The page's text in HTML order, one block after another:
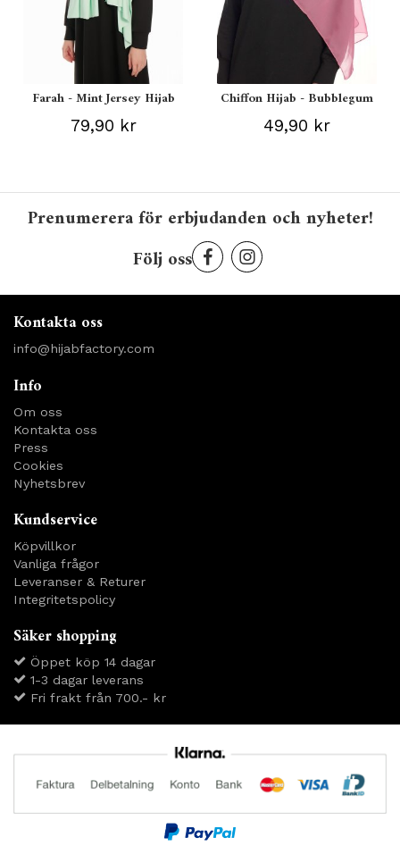
Farah - Mint Jersey Hijab
79,90 kr
Chiffon Hijab - Bubblegum
49,90 kr
Prenumerera för erbjudanden och nyheter!
Följ oss
Kontakta oss
info@hijabfactory.com
Info
Om oss
Kontakta oss
Press
Cookies
Nyhetsbrev
Kundservice
Köpvillkor
Vanliga frågor
Leveranser & Returer
Integritetspolicy
Säker shopping
Öppet köp 14 dagar
1-3 dagar leverans
Fri frakt från 700.- kr